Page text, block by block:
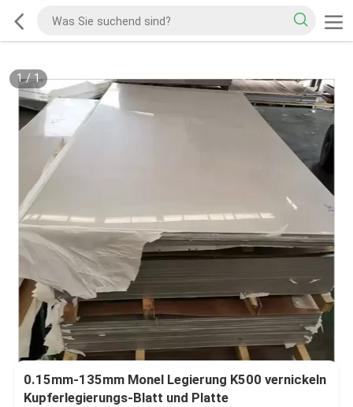
1/1
0.15mm-135mm Monel Legierung K500 vernickeln
Kupferlegierungs-Blatt und Platte